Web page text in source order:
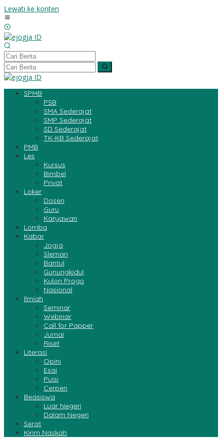
Lewati ke konten
SPMB
PSB
SMA Sederajat
SMP Sederajat
SD Sederajat
TK-KB Sederajat
PMB
Les
Kursus
Bimbel
Privat
Loker
Dosen
Guru
Karyawan
Lomba
Kabar
Jogja
Sleman
Bantul
Gunungkidul
Kulon Progo
Nasional
Ilmiah
Seminar
Webinar
Call for Papper
Jurnai
Riset
Literasi
Opini
Esai
Puisi
Cerpen
Beasiswa
Luar Negeri
Dalam Negeri
Serat
Kirim Naskah